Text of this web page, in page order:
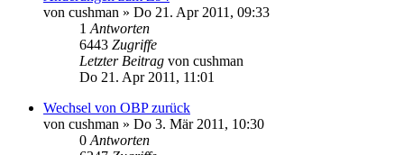
von cushman » Do 21. Apr 2011, 09:33
1 Antworten
6443 Zugriffe
Letzter Beitrag von cushman
Do 21. Apr 2011, 11:01
Wechsel von OBP zurück
von cushman » Do 3. Mär 2011, 10:30
0 Antworten